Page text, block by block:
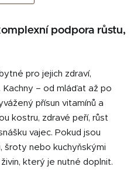
á
a
p
r
v
y
v
ý
p
k
v
podpora růstu,
pro jejich zdraví,
– od mláďat až po
přísun vitamínů a
kostru, zdravé peří, růst
vajec. Pokud jsou
šroty nebo kuchyňskými
který je nutné doplnit.